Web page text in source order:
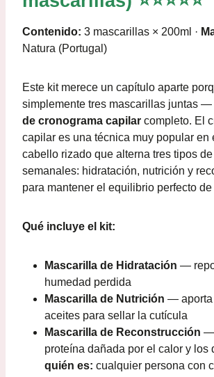
Contenido: 3 mascarillas × 200ml ·
Natura (Portugal)
Este kit merece un capítulo aparte
simplemente tres mascarillas juntas —
de cronograma capilar completo. El
capilar es una técnica muy popular en
cabello rizado que alterna tres tipos
semanales: hidratación, nutrición y
para mantener el equilibrio perfecto
Qué incluye el kit:
Mascarilla de Hidratación —
humedad perdida
Mascarilla de Nutrición — aporta
aceites para sellar la cutícula
Mascarilla de Reconstrucción —
proteína dañada por el calor y los
quién es: cualquier persona con